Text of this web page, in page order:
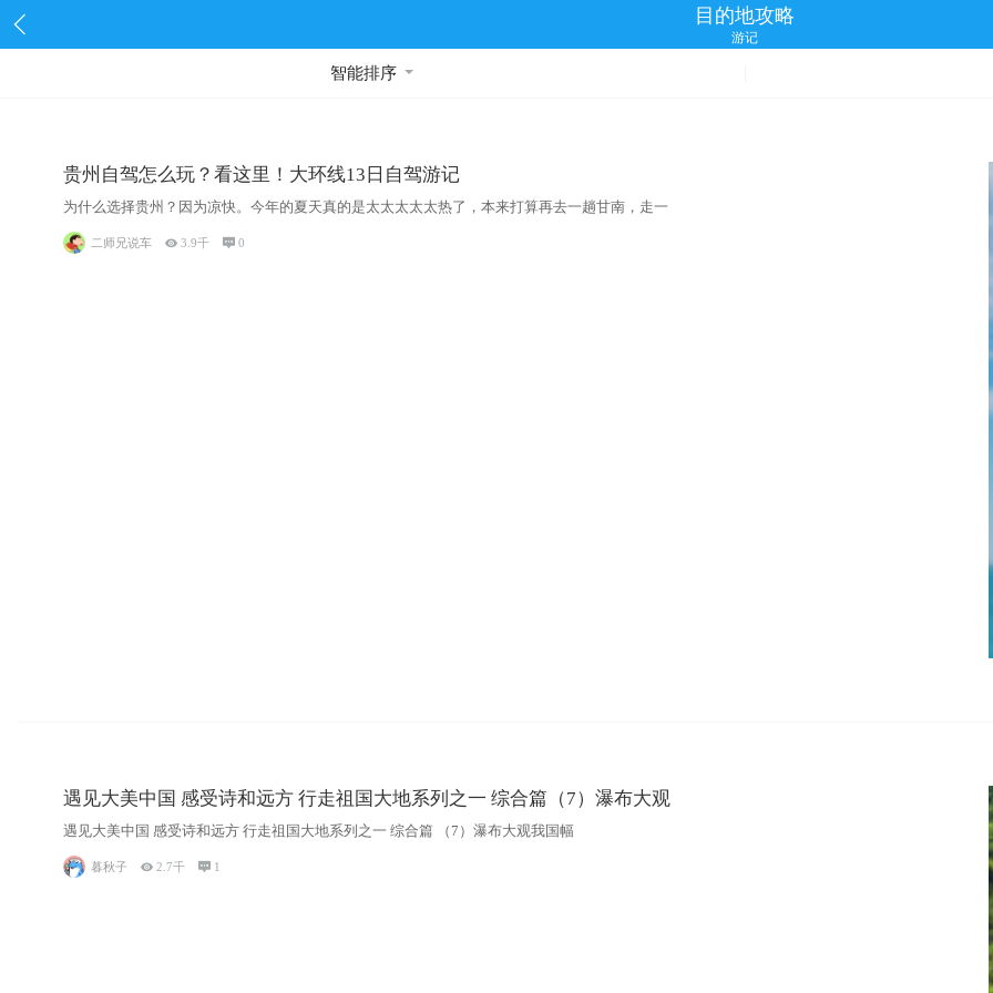
目的地攻略
游记
智能排序
贵州自驾怎么玩？看这里！大环线13日自驾游记
为什么选择贵州？因为凉快。今年的夏天真的是太太太太太热了，本来打算再去一趟甘南，走一
二师兄说车 3.9千 0
遇见大美中国 感受诗和远方 行走祖国大地系列之一 综合篇（7）瀑布大观
遇见大美中国 感受诗和远方 行走祖国大地系列之一 综合篇 （7）瀑布大观我国幅
暮秋子 2.7千  1